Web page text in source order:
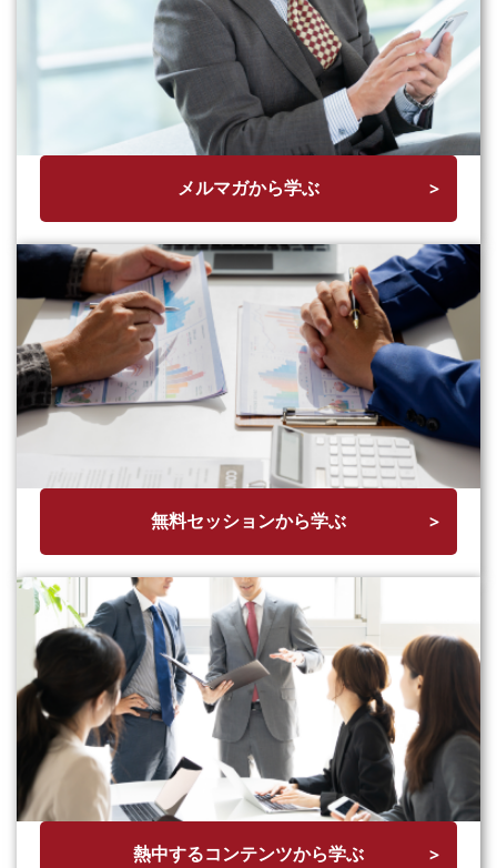
メルマガから学ぶ
無料セッションから学ぶ
熱中するコンテンツから学ぶ